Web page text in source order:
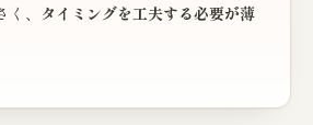
、 タイミングを工夫する必要が薄